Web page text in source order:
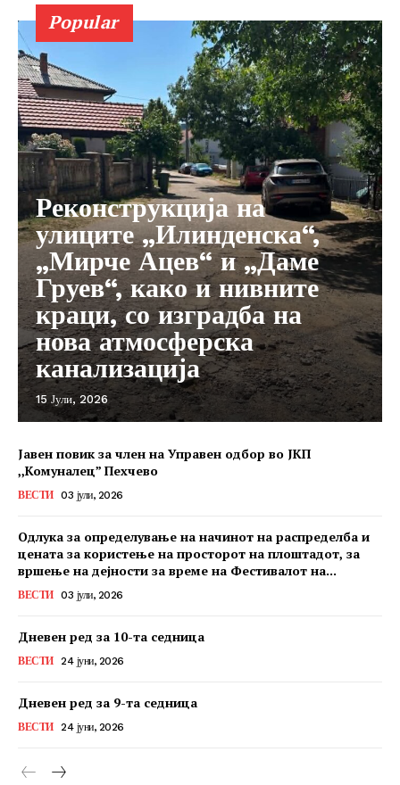
Popular
Реконструкција на
улиците „Илинденска“,
„Мирче Ацев“ и „Даме
Груев“, како и нивните
краци, со изградба на
нова атмосферска
канализација
15 Јули, 2026
Јавен повик за член на Управен одбор во ЈКП
,,Комуналец” Пехчево
ВЕСТИ 03 јули, 2026
Одлука за определување на начинот на распределба и
цената за користење на просторот на плоштадот, за
вршење на дејности за време на Фестивалот на...
ВЕСТИ 03 јули, 2026
Дневен ред за 10-та седница
ВЕСТИ 24 јуни, 2026
Дневен ред за 9-та седница
ВЕСТИ 24 јуни, 2026